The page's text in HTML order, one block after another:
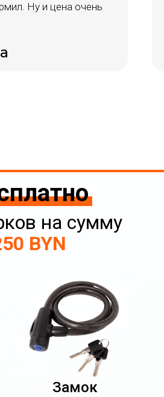
Ну и цена очень
на сумму
BYN
Замок